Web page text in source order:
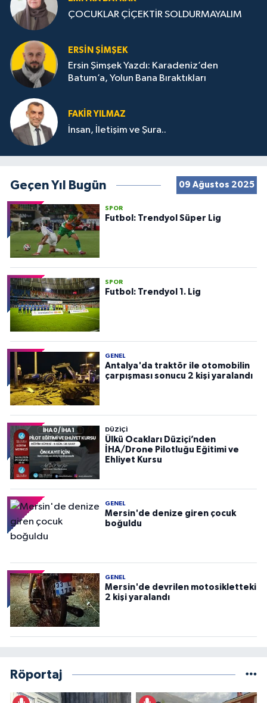
ÇOCUKLAR ÇİÇEKTİR SOLDURMAYALIM
ERSIN ŞIMŞEK
Ersin Şimşek Yazdı: Karadeniz’den
Batum’a, Yolun Bana Bıraktıkları
FAKIR YILMAZ
İnsan, İletişim ve Şura..
Geçen Yıl Bugün 09 Ağustos 2025
SPOR
Futbol: Trendyol Süper Lig
SPOR
Futbol: Trendyol 1. Lig
GENEL
Antalya'da traktör ile otomobilin
çarpışması sonucu 2 kişi yaralandı
DÜZIÇI
Ülkü Ocakları Düziçi’nden
İHA/Drone Pilotluğu Eğitimi ve
Ehliyet Kursu
GENEL
Mersin'de denize giren çocuk
boğuldu
GENEL
Mersin'de devrilen motosikletteki
2 kişi yaralandı
Röportaj